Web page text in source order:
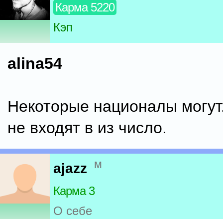
Карма 5220
Кэп
alina54
Некоторые националы
не входят в из число.
ajazz м
Карма 3
О себе